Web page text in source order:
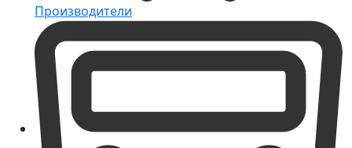
Производители